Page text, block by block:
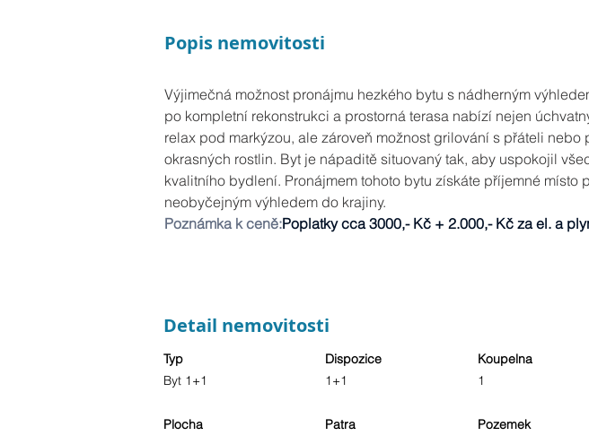
Popis nemovitosti
Výjimečná možnost pronájmu hezkého bytu s nádherným
po kompletní rekonstrukci a prostorná terasa nabízí nejen
relax pod markýzou, ale zároveň možnost grilování s přáteli nebo
okrasných rostlin. Byt je nápaditě situovaný tak, aby uspokojil
kvalitního bydlení. Pronájmem tohoto bytu získáte příjemné místo
neobyčejným výhledem do krajiny.
Poznámka k ceně:Poplatky cca 3000,- Kč + 2.000,- Kč za el. a
Detail nemovitosti
Typ
Byt 1+1
Dispozice
1+1
Koupelna
1
Plocha
Patra
Pozemek